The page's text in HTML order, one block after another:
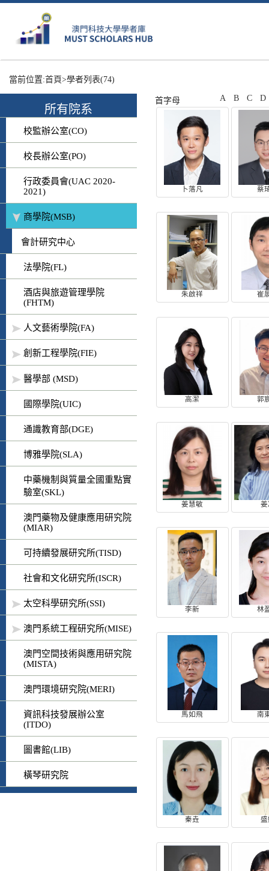
當前位置:首頁>學者列表(74)
所有院系
校監辦公室(CO)
校長辦公室(PO)
行政委員會(UAC 2020-
2021)
商學院(MSB)
會計研究中心
法學院(FL)
酒店與旅遊管理學院
(FHTM)
人文藝術學院(FA)
創新工程學院(FIE)
醫學部 (MSD)
國際學院(UIC)
通識教育部(DGE)
博雅學院(SLA)
中藥機制與質量全國重點實
驗室(SKL)
澳門藥物及健康應用研究院
(MIAR)
可持續發展研究所(TISD)
社會和文化研究所(ISCR)
太空科學研究所(SSI)
澳門系統工程研究所(MISE)
澳門空間技術與應用研究院
(MISTA)
澳門環境研究院(MERI)
資訊科技發展辦公室
(ITDO)
圖書館(LIB)
橫琴研究院
首字母 A B C D
卜落凡 蔡
朱啟祥 崔
高潔 郭
姜慧敏 姜
李新 林
馬如飛 南
秦垚 盛